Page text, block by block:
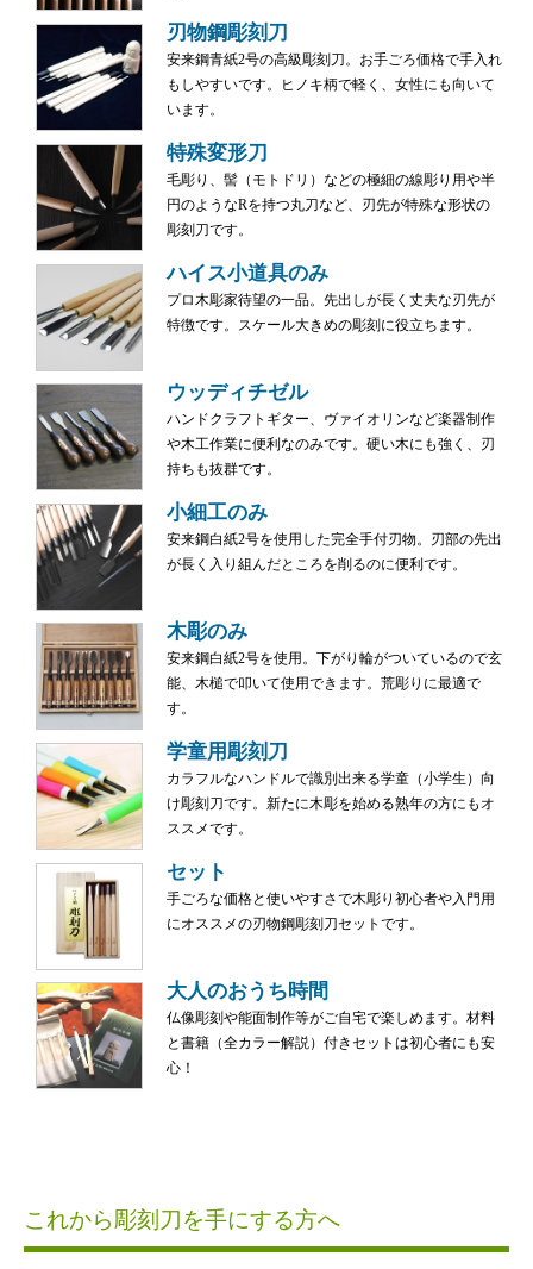
刃物鋼彫刻刀
安来鋼青紙2号の高級彫刻刀。お手ごろ価格で手入れ
もしやすいです。ヒノキ柄で軽く、女性にも向いて
います。
特殊変形刀
毛彫り、髻（モトドリ）などの極細の線彫り用や半
円のようなRを持つ丸刀など、刃先が特殊な形状の
彫刻刀です。
ハイス小道具のみ
プロ木彫家待望の一品。先出しが長く丈夫な刃先が
特徴です。スケール大きめの彫刻に役立ちます。
ウッディチゼル
ハンドクラフトギター、ヴァイオリンなど楽器制作
や木工作業に便利なのみです。硬い木にも強く、刃
持ちも抜群です。
小細工のみ
安来鋼白紙2号を使用した完全手付刃物。刃部の先出
が長く入り組んだところを削るのに便利です。
木彫のみ
安来鋼白紙2号を使用。下がり輪がついているので玄
能、木槌で叩いて使用できます。荒彫りに最適で
す。
学童用彫刻刀
カラフルなハンドルで識別出来る学童（小学生）向
け彫刻刀です。新たに木彫を始める熟年の方にもオ
ススメです。
セット
手ごろな価格と使いやすさで木彫り初心者や入門用
にオススメの刃物鋼彫刻刀セットです。
大人のおうち時間
仏像彫刻や能面制作等がご自宅で楽しめます。材料
と書籍（全カラー解説）付きセットは初心者にも安
心！
これから彫刻刀を手にする方へ